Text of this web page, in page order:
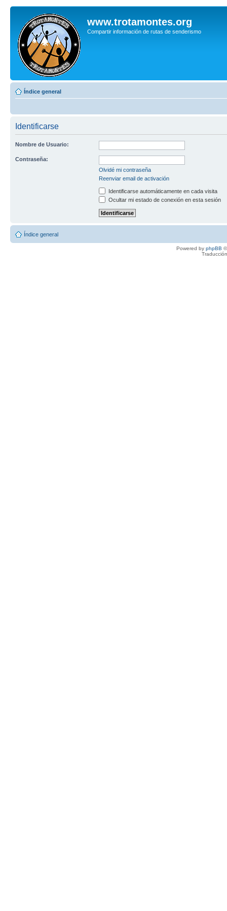
www.trotamontes.org
Compartir información de rutas de senderismo
Índice general
Identificarse
Nombre de Usuario:
Contraseña:
Olvidé mi contraseña
Reenviar email de activación
Identificarse automáticamente en cada visita
Ocultar mi estado de conexión en esta sesión
Índice general
Powered by phpBB